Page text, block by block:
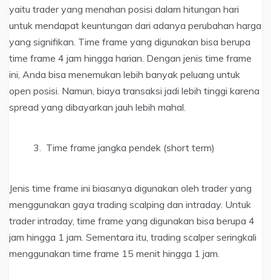
yaitu trader yang menahan posisi dalam hitungan hari
untuk mendapat keuntungan dari adanya perubahan harga
yang signifikan. Time frame yang digunakan bisa berupa
time frame 4 jam hingga harian. Dengan jenis time frame
ini, Anda bisa menemukan lebih banyak peluang untuk
open posisi. Namun, biaya transaksi jadi lebih tinggi karena
spread yang dibayarkan jauh lebih mahal.
Time frame jangka pendek (short term)
Jenis time frame ini biasanya digunakan oleh trader yang
menggunakan gaya trading scalping dan intraday. Untuk
trader intraday, time frame yang digunakan bisa berupa 4
jam hingga 1 jam. Sementara itu, trading scalper seringkali
menggunakan time frame 15 menit hingga 1 jam.